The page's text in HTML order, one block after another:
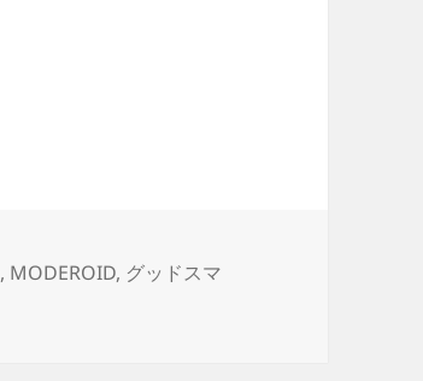
, MODEROID, グッドスマ